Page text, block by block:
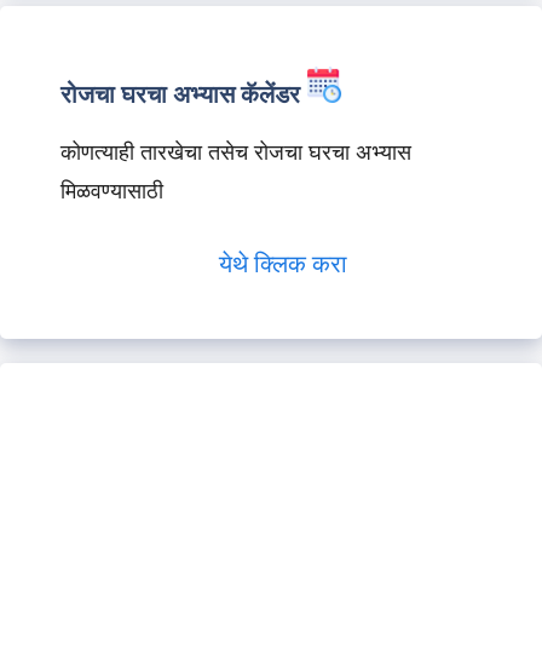
रोजचा घरचा अभ्यास कॅलेंडर
कोणत्याही तारखेचा तसेच रोजचा घरचा अभ्यास
मिळवण्यासाठी
येथे क्लिक करा